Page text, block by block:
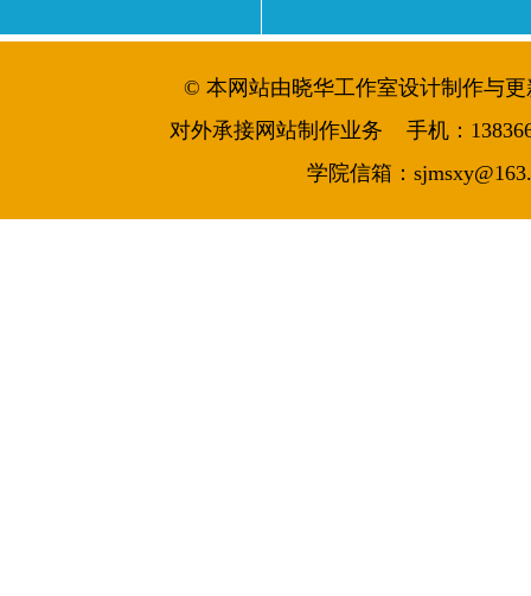
© 本网站由晓华工作室设计制作与更
对外承接网站制作业务 手机：
学院信箱：